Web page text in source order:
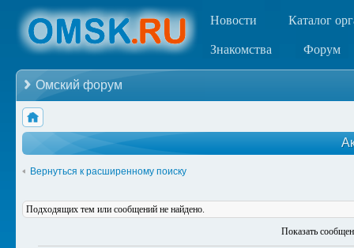
Новости Каталог
Знакомства Форум
Омский форум
Вернуться к расширенному поиску
Подходящих тем или сообщений не найдено.
Показать